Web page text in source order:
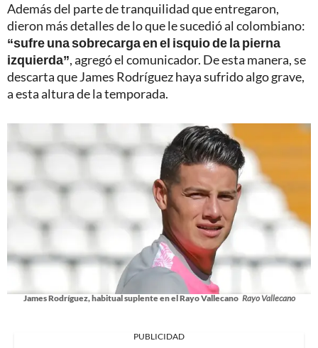
Además del parte de tranquilidad que entregaron,
dieron más detalles de lo que le sucedió al colombiano:
“sufre una sobrecarga en el isquio de la pierna
izquierda”, agregó el comunicador. De esta manera, se
descarta que James Rodríguez haya sufrido algo grave,
a esta altura de la temporada.
James Rodríguez, habitual suplente en el Rayo Vallecano Rayo Vallecano
PUBLICIDAD